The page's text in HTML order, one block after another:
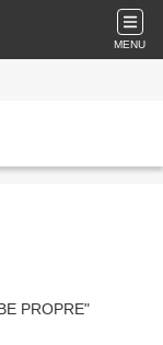
MENU